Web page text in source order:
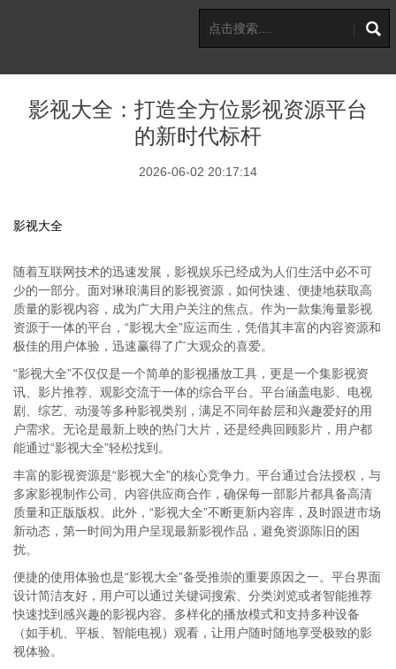
影视大全：打造全方位影视资源平台
的新时代标杆
2026-06-02 20:17:14
影视大全
随着互联网技术的迅速发展，影视娱乐已经成为人们生活中必不可
少的一部分。面对琳琅满目的影视资源，如何快速、便捷地获取高
质量的影视内容，成为广大用户关注的焦点。作为一款集海量影视
资源于一体的平台，“影视大全”应运而生，凭借其丰富的内容资源和
极佳的用户体验，迅速赢得了广大观众的喜爱。
“影视大全”不仅仅是一个简单的影视播放工具，更是一个集影视资
讯、影片推荐、观影交流于一体的综合平台。平台涵盖电影、电视
剧、综艺、动漫等多种影视类别，满足不同年龄层和兴趣爱好的用
户需求。无论是最新上映的热门大片，还是经典回顾影片，用户都
能通过“影视大全”轻松找到。
丰富的影视资源是“影视大全”的核心竞争力。平台通过合法授权，与
多家影视制作公司、内容供应商合作，确保每一部影片都具备高清
质量和正版版权。此外，“影视大全”不断更新内容库，及时跟进市场
新动态，第一时间为用户呈现最新影视作品，避免资源陈旧的困
扰。
便捷的使用体验也是“影视大全”备受推崇的重要原因之一。平台界面
设计简洁友好，用户可以通过关键词搜索、分类浏览或者智能推荐
快速找到感兴趣的影视内容。多样化的播放模式和支持多种设备
（如手机、平板、智能电视）观看，让用户随时随地享受极致的影
视体验。